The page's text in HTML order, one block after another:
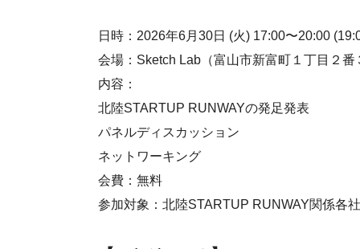
日時：2026年6月30日 (火) 17:00〜20:00
会場：Sketch Lab（富山市新富町１丁目２
内容：
北陸STARTUP RUNWAYの発足発表
パネルディスカッション
ネットワーキング
会費：無料
参加対象：北陸STARTUP RUNWAY関係各